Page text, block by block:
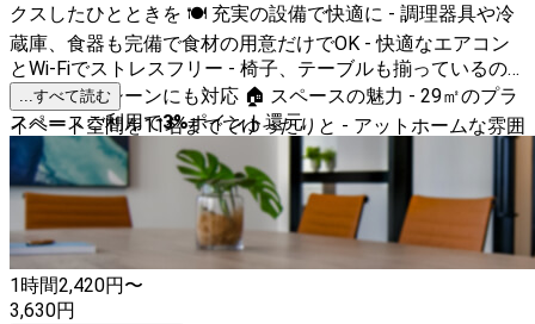
クスしたひとときを 🍽️ 充実の設備で快適に - 調理器具や冷
蔵庫、食器も完備で食材の用意だけでOK - 快適なエアコン
とWi-Fiでストレスフリー - 椅子、テーブルも揃っているの
で、どんなシーンにも対応 🏠 スペースの魅力 - 29㎡のプラ
イベート空間を11名まででゆったりと - アットホームな雰囲
気 - 男女共用トイレ完備で安心 CAFE SWEETで、心に残る
素敵な時間をお過ごしください。皆様のご利用を心よりお待
ちしております！🌟
...すべて読む
スペースご利用で3%ポイント還元
1時間2,420円〜
3,630円